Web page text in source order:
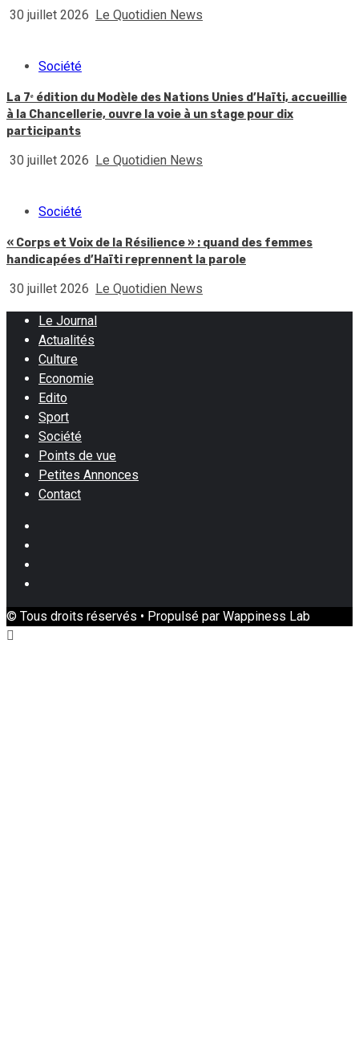
30 juillet 2026 Le Quotidien News
Société
La 7ᵉ édition du Modèle des Nations Unies d’Haïti, accueillie
à la Chancellerie, ouvre la voie à un stage pour dix
participants
30 juillet 2026 Le Quotidien News
Société
« Corps et Voix de la Résilience » : quand des femmes
handicapées d’Haïti reprennent la parole
30 juillet 2026 Le Quotidien News
Le Journal
Actualités
Culture
Economie
Edito
Sport
Société
Points de vue
Petites Annonces
Contact
© Tous droits réservés • Propulsé par Wappiness Lab